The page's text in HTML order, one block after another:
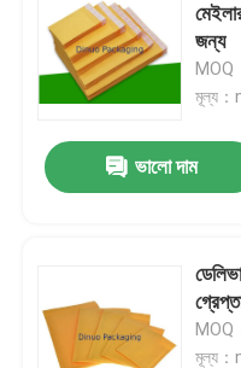
জন্য
MOQ
মূল্য
ভালো দাম
MOQ
মূল্য